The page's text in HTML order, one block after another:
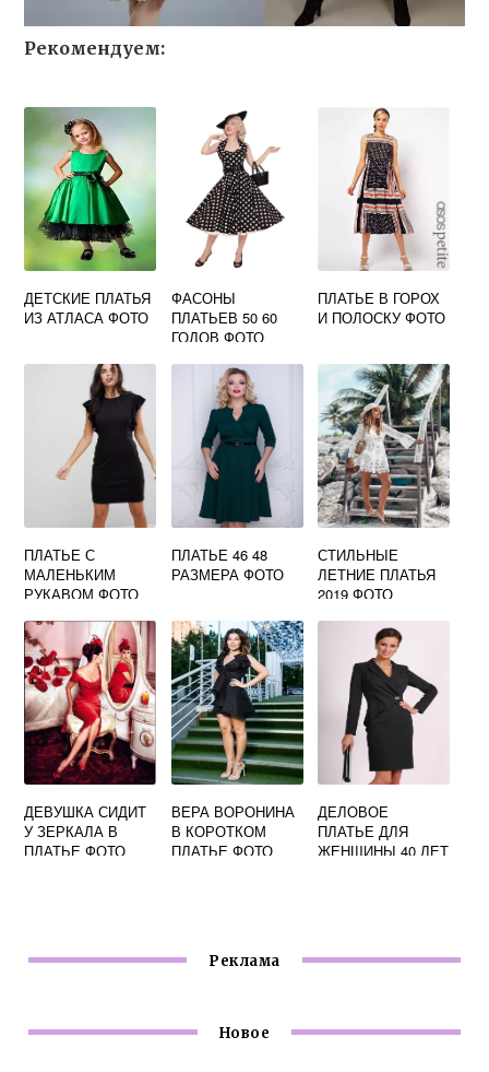
Рекомендуем:
ДЕТСКИЕ ПЛАТЬЯ
ИЗ АТЛАСА ФОТО
ФАСОНЫ
ПЛАТЬЕВ 50 60
ГОДОВ ФОТО
ПЛАТЬЕ В ГОРОХ
И ПОЛОСКУ ФОТО
ПЛАТЬЕ С
МАЛЕНЬКИМ
РУКАВОМ ФОТО
ПЛАТЬЕ 46 48
РАЗМЕРА ФОТО
СТИЛЬНЫЕ
ЛЕТНИЕ ПЛАТЬЯ
2019 ФОТО
ДЕВУШКА СИДИТ
У ЗЕРКАЛА В
ПЛАТЬЕ ФОТО
ВЕРА ВОРОНИНА
В КОРОТКОМ
ПЛАТЬЕ ФОТО
ДЕЛОВОЕ
ПЛАТЬЕ ДЛЯ
ЖЕНЩИНЫ 40 ЛЕТ
Реклама
Новое